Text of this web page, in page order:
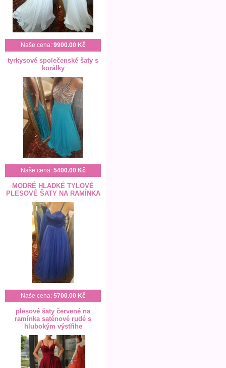
Naše cena: 9900.00 Kč
tyrkysové společenské šaty s
korálky
Naše cena: 5400.00 Kč
MODRÉ HLADKÉ TYLOVÉ
PLESOVÉ ŠATY NA RAMÍNKA
Naše cena: 5700.00 Kč
plesové šaty červené na
ramínka saténové rudé s
hlubokým výstřihe